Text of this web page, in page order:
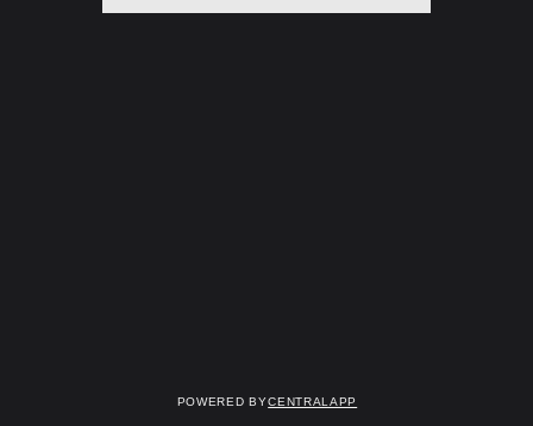
Powered byCentralApp